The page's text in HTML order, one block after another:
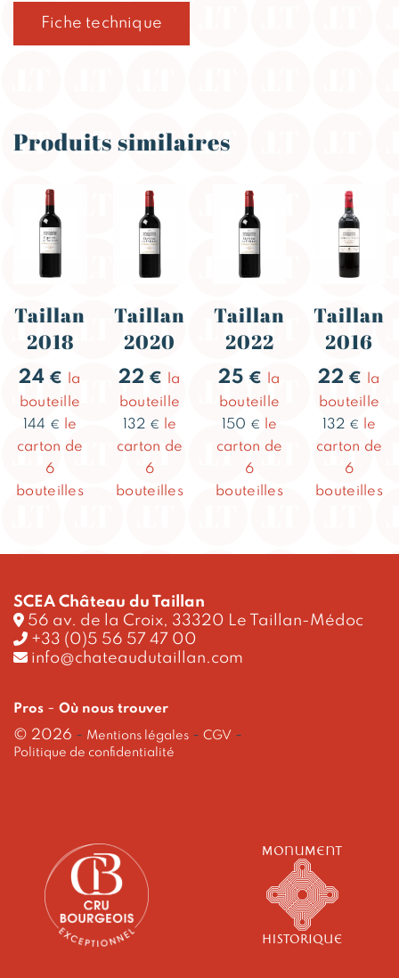
Fiche technique
Produits similaires
Taillan
2018
24 € la
bouteille
144 € le
carton de
6
bouteilles
Taillan
2020
22 € la
bouteille
132 € le
carton de
6
bouteilles
Taillan
2022
25 € la
bouteille
150 € le
carton de
6
bouteilles
Taillan
2016
22 € la
bouteille
132 € le
carton de
6
bouteilles
SCEA Château du Taillan
56 av. de la Croix, 33320 Le Taillan-Médoc
+33 (0)5 56 57 47 00
info@chateaudutaillan.com
Pros - Où nous trouver
© 2026 - Mentions légales - CGV -
Politique de confidentialité